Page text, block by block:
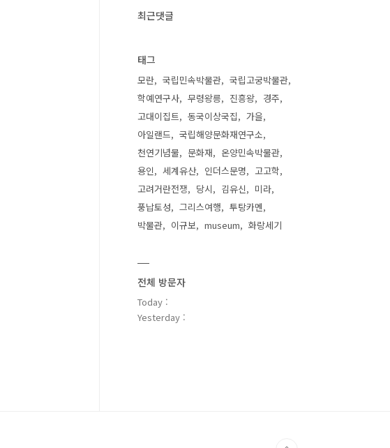
최근댓글
태그
모란 국립민속박물관
국립고궁박물관
학예연구사
무령왕릉 진흥왕
경주
고대이집트
동국이상국집
가을
아일랜드
국립해양문화재연구소
천연기념물
문화재
온양민속박물관
용인
세계유산 인더스문명
고고학
고려거란전쟁
당시 김유신
미라
풍납토성
그리스여행
투탕카멘
박물관
이규보 museum 화랑세기
전체 방문자
Today :
Yesterday :